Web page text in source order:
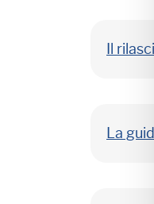
Il
La